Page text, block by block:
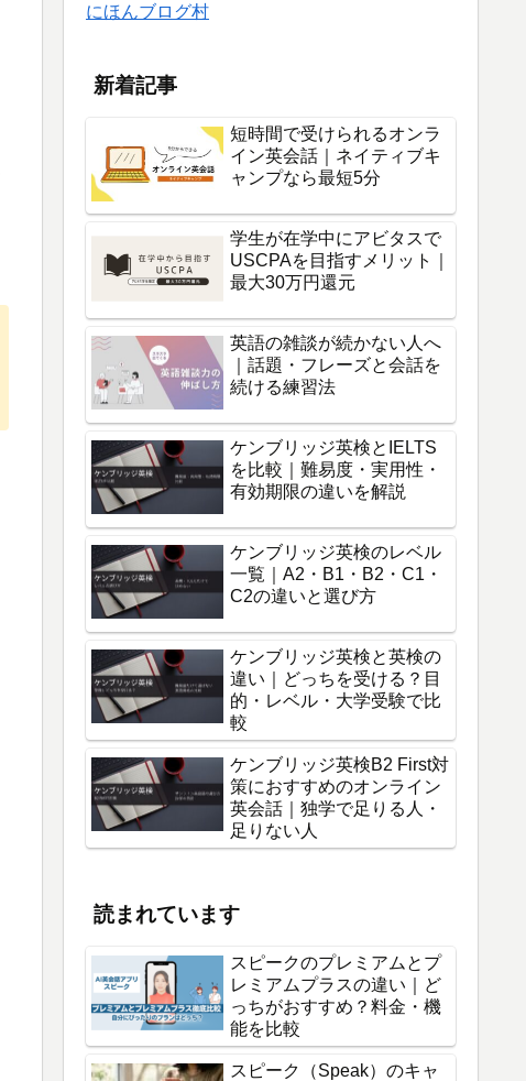
にほんブログ村
新着記事
短時間で受けられるオンラ
イン英会話｜ネイティブキ
ャンプなら最短5分
学生が在学中にアビタスで
USCPAを目指すメリット｜
最大30万円還元
英語の雑談が続かない人へ
｜話題・フレーズと会話を
続ける練習法
ケンブリッジ英検とIELTS
を比較｜難易度・実用性・
有効期限の違いを解説
ケンブリッジ英検のレベル
一覧｜A2・B1・B2・C1・
C2の違いと選び方
ケンブリッジ英検と英検の
違い｜どっちを受ける？目
的・レベル・大学受験で比
較
ケンブリッジ英検B2 First対
策におすすめのオンライン
英会話｜独学で足りる人・
足りない人
読まれています
スピークのプレミアムとプ
レミアムプラスの違い｜ど
っちがおすすめ？料金・機
能を比較
スピーク（Speak）のキャ